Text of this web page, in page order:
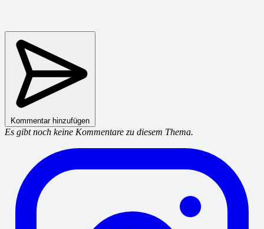
Kommentar hinzufügen
Es gibt noch keine Kommentare zu diesem Thema.